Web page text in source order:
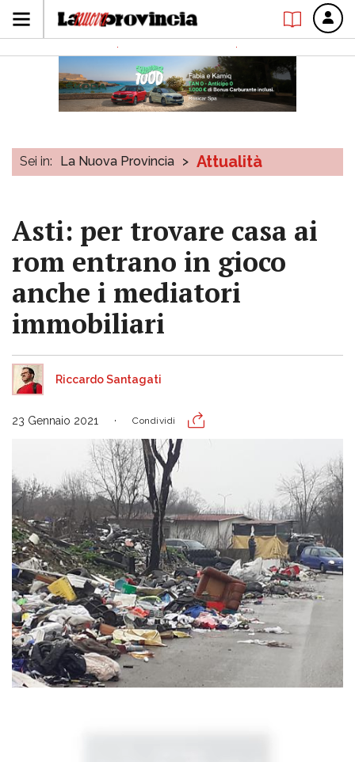
Sei in: La Nuova Provincia > Attualità
Asti: per trovare casa ai
rom entrano in gioco
anche i mediatori
immobiliari
Riccardo Santagati
23 Gennaio 2021 Condividi